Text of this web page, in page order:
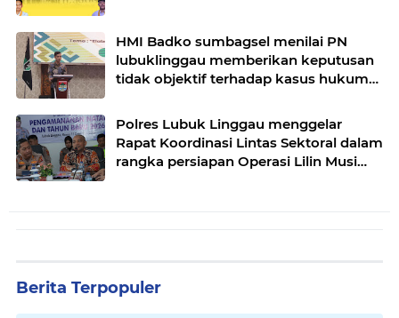
HMI Badko sumbagsel menilai PN
lubuklinggau memberikan keputusan
tidak objektif terhadap kasus hukum
Polres Lubuk Linggau menggelar
Rapat Koordinasi Lintas Sektoral dalam
rangka persiapan Operasi Lilin Musi
Berita Terpopuler